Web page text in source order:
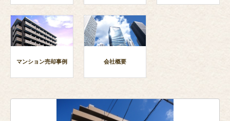
マンション売却事例 会社概要